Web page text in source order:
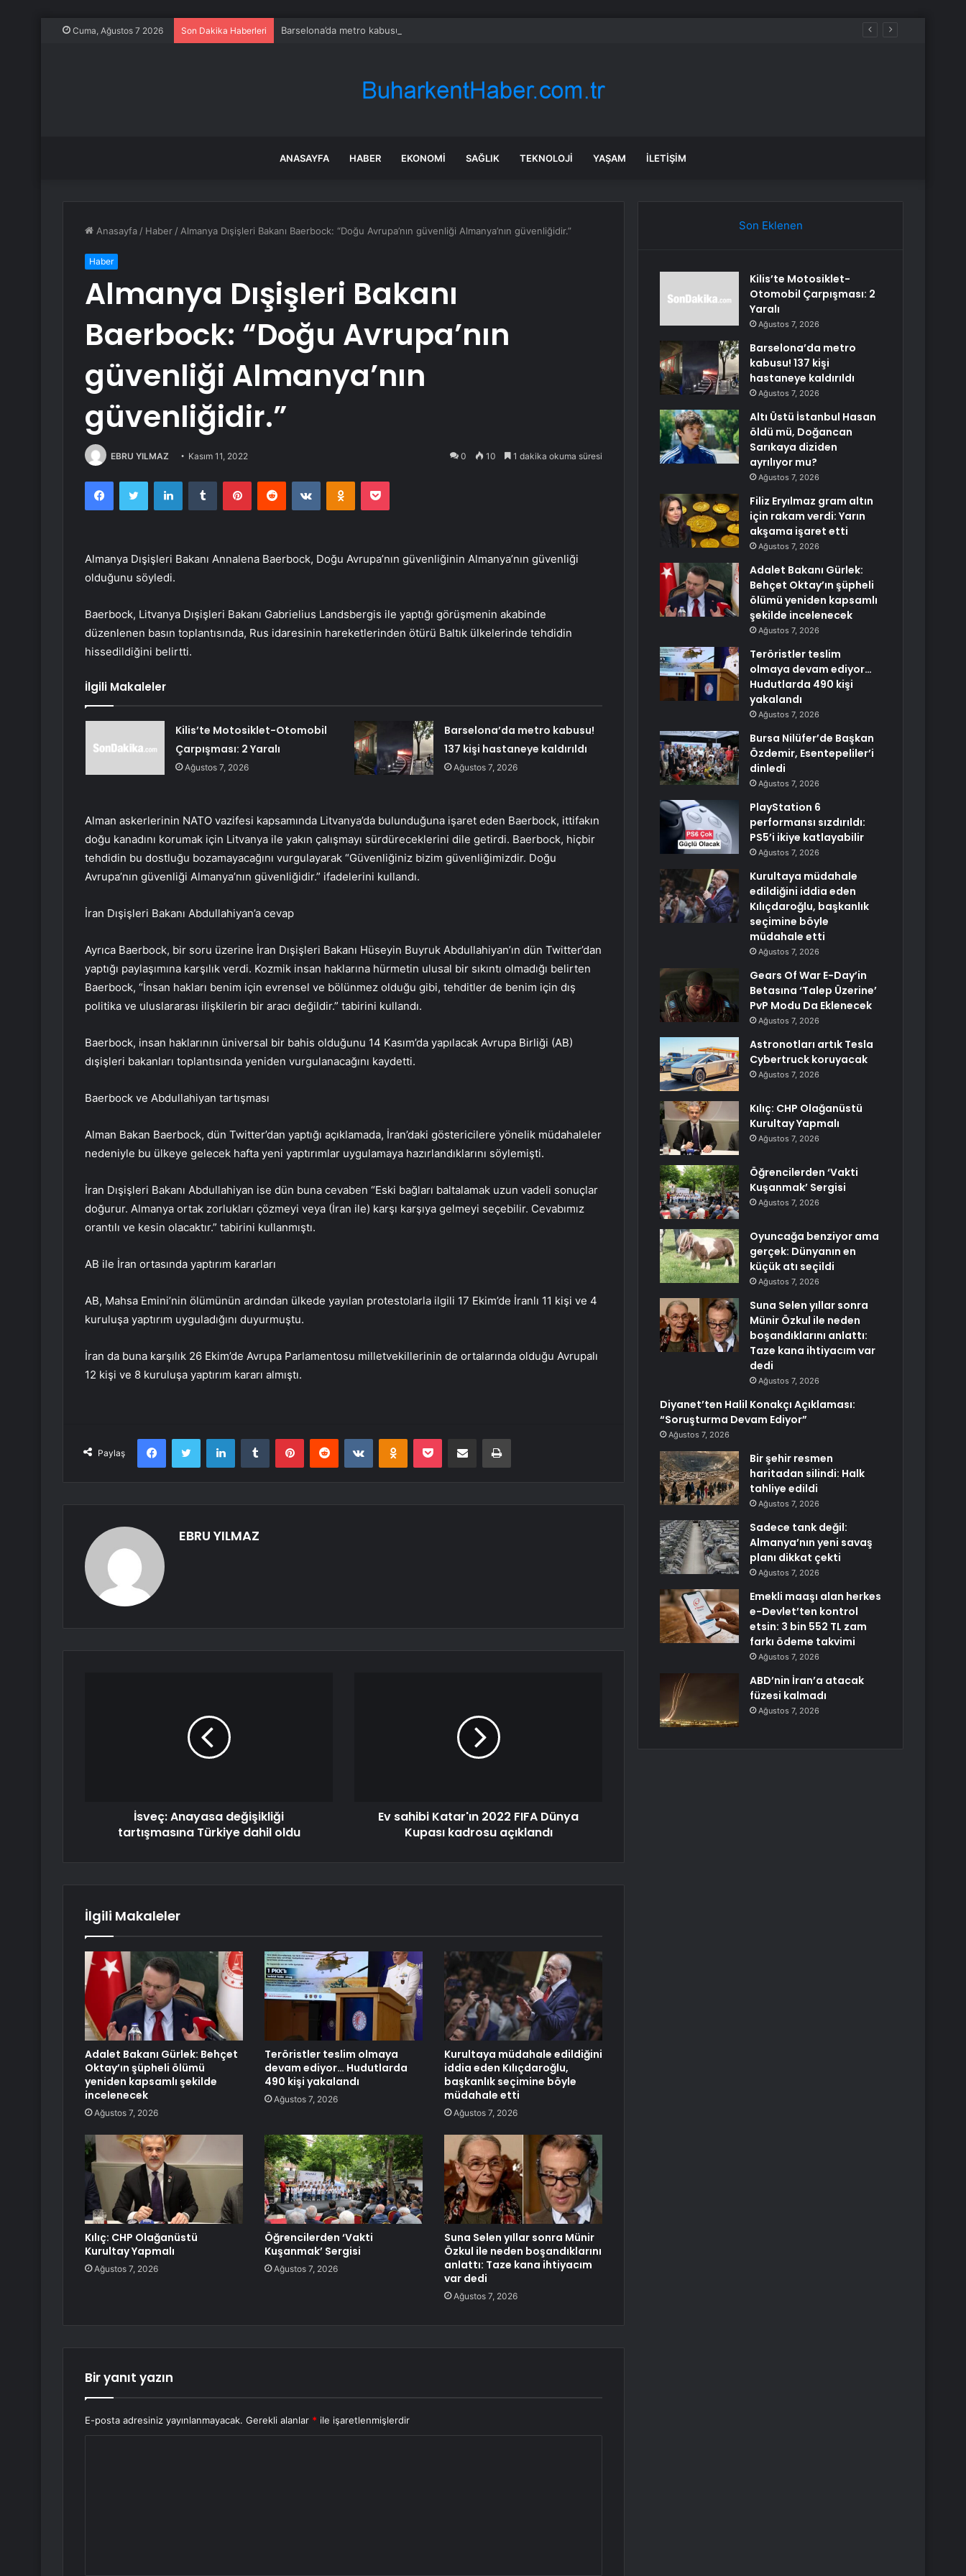
Cuma, Ağustos 7 2026 Son Dakika Haberleri Barselona’da metro kabusu! 137 kişi hastaneye kaldırıldı
ANASAYFA HABER EKONOMI SAĞLIK TEKNOLOJI YAŞAM İLETIŞIM
Anasayfa / Haber / Almanya Dışişleri Bakanı Baerbock: “Doğu Avrupa’nın güvenliği Almanya’nın güvenliğidir.”
Haber
Almanya Dışişleri Bakanı
Baerbock: “Doğu Avrupa’nın
güvenliği Almanya’nın
güvenliğidir.”
EBRU YILMAZ Kasım 11, 2022 0 10 1 dakika okuma süresi
FacebookTwitter LinkedInTumblr PinterestReddit VKontakteOdnoklassniki
Pocket
Almanya Dışişleri Bakanı Annalena Baerbock, Doğu Avrupa’nın güvenliğinin Almanya’nın güvenliği
olduğunu söyledi.
Baerbock, Litvanya Dışişleri Bakanı Gabrielius Landsbergis ile yaptığı görüşmenin akabinde
düzenlenen basın toplantısında, Rus idaresinin hareketlerinden ötürü Baltık ülkelerinde tehdidin
hissedildiğini belirtti.
İlgili Makaleler
Kilis’te Motosiklet-Otomobil
Çarpışması: 2 Yaralı
Ağustos 7, 2026
Barselona’da metro kabusu!
137 kişi hastaneye kaldırıldı
Ağustos 7, 2026
Alman askerlerinin NATO vazifesi kapsamında Litvanya’da bulunduğuna işaret eden Baerbock, ittifakın
doğu kanadını korumak için Litvanya ile yakın çalışmayı sürdüreceklerini dile getirdi. Baerbock, hiçbir
tehdidin bu dostluğu bozamayacağını vurgulayarak “Güvenliğiniz bizim güvenliğimizdir. Doğu
Avrupa’nın güvenliği Almanya’nın güvenliğidir.” ifadelerini kullandı.
İran Dışişleri Bakanı Abdullahiyan’a cevap
Ayrıca Baerbock, bir soru üzerine İran Dışişleri Bakanı Hüseyin Buyruk Abdullahiyan’ın dün Twitter’dan
yaptığı paylaşımına karşılık verdi. Kozmik insan haklarına hürmetin ulusal bir sıkıntı olmadığı belirten
Baerbock, “İnsan hakları benim için evrensel ve bölünmez olduğu gibi, tehditler de benim için dış
politika ve uluslararası ilişkilerin bir aracı değildir.” tabirini kullandı.
Baerbock, insan haklarının üniversal bir bahis olduğunu 14 Kasım’da yapılacak Avrupa Birliği (AB)
dışişleri bakanları toplantısında yeniden vurgulanacağını kaydetti.
Baerbock ve Abdullahiyan tartışması
Alman Bakan Baerbock, dün Twitter’dan yaptığı açıklamada, İran’daki göstericilere yönelik müdahaleler
nedeniyle bu ülkeye gelecek hafta yeni yaptırımlar uygulamaya hazırlandıklarını söylemişti.
İran Dışişleri Bakanı Abdullahiyan ise dün buna cevaben “Eski bağları baltalamak uzun vadeli sonuçlar
doğurur. Almanya ortak zorlukları çözmeyi veya (İran ile) karşı karşıya gelmeyi seçebilir. Cevabımız
orantılı ve kesin olacaktır.” tabirini kullanmıştı.
AB ile İran ortasında yaptırım kararları
AB, Mahsa Emini’nin ölümünün ardından ülkede yayılan protestolarla ilgili 17 Ekim’de İranlı 11 kişi ve 4
kuruluşa yaptırım uyguladığını duyurmuştu.
İran da buna karşılık 26 Ekim’de Avrupa Parlamentosu milletvekillerinin de ortalarında olduğu Avrupalı
12 kişi ve 8 kuruluşa yaptırım kararı almıştı.
Paylaş
FacebookTwitter LinkedInTumblr PinterestReddit VKontakteOdnoklassniki
Pocket E-Posta ile paylaş Yazdır
EBRU YILMAZ
İsveç: Anayasa değişikliği
tartışmasına Türkiye dahil oldu
Ev sahibi Katar'ın 2022 FIFA Dünya
Kupası kadrosu açıklandı
İlgili Makaleler
Adalet Bakanı Gürlek: Behçet
Oktay’ın şüpheli ölümü
yeniden kapsamlı şekilde
incelenecek
Ağustos 7, 2026
Teröristler teslim olmaya
devam ediyor… Hudutlarda
490 kişi yakalandı
Ağustos 7, 2026
Kurultaya müdahale edildiğini
iddia eden Kılıçdaroğlu,
başkanlık seçimine böyle
müdahale etti
Ağustos 7, 2026
Kılıç: CHP Olağanüstü
Kurultay Yapmalı
Ağustos 7, 2026
Öğrencilerden ‘Vakti
Kuşanmak’ Sergisi
Ağustos 7, 2026
Suna Selen yıllar sonra Münir
Özkul ile neden boşandıklarını
anlattı: Taze kana ihtiyacım
var dedi
Ağustos 7, 2026
Bir yanıt yazın
E-posta adresiniz yayınlanmayacak. Gerekli alanlar * ile işaretlenmişlerdir
Son Eklenen
Kilis’te Motosiklet-
Otomobil Çarpışması: 2
Yaralı
Ağustos 7, 2026
Barselona’da metro
kabusu! 137 kişi
hastaneye kaldırıldı
Ağustos 7, 2026
Altı Üstü İstanbul Hasan
öldü mü, Doğancan
Sarıkaya diziden
ayrılıyor mu?
Ağustos 7, 2026
Filiz Eryılmaz gram altın
için rakam verdi: Yarın
akşama işaret etti
Ağustos 7, 2026
Adalet Bakanı Gürlek:
Behçet Oktay’ın şüpheli
ölümü yeniden kapsamlı
şekilde incelenecek
Ağustos 7, 2026
Teröristler teslim
olmaya devam ediyor…
Hudutlarda 490 kişi
yakalandı
Ağustos 7, 2026
Bursa Nilüfer’de Başkan
Özdemir, Esentepeliler’i
dinledi
Ağustos 7, 2026
PlayStation 6
performansı sızdırıldı:
PS5’i ikiye katlayabilir
Ağustos 7, 2026
Kurultaya müdahale
edildiğini iddia eden
Kılıçdaroğlu, başkanlık
seçimine böyle
müdahale etti
Ağustos 7, 2026
Gears Of War E-Day’in
Betasına ‘Talep Üzerine’
PvP Modu Da Eklenecek
Ağustos 7, 2026
Astronotları artık Tesla
Cybertruck koruyacak
Ağustos 7, 2026
Kılıç: CHP Olağanüstü
Kurultay Yapmalı
Ağustos 7, 2026
Öğrencilerden ‘Vakti
Kuşanmak’ Sergisi
Ağustos 7, 2026
Oyuncağa benziyor ama
gerçek: Dünyanın en
küçük atı seçildi
Ağustos 7, 2026
Suna Selen yıllar sonra
Münir Özkul ile neden
boşandıklarını anlattı:
Taze kana ihtiyacım var
dedi
Ağustos 7, 2026
Diyanet’ten Halil Konakçı Açıklaması:
“Soruşturma Devam Ediyor”
Ağustos 7, 2026
Bir şehir resmen
haritadan silindi: Halk
tahliye edildi
Ağustos 7, 2026
Sadece tank değil:
Almanya’nın yeni savaş
planı dikkat çekti
Ağustos 7, 2026
Emekli maaşı alan herkes
e-Devlet’ten kontrol
etsin: 3 bin 552 TL zam
farkı ödeme takvimi
Ağustos 7, 2026
ABD’nin İran’a atacak
füzesi kalmadı
Ağustos 7, 2026